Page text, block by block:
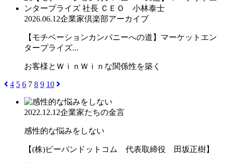
2026.06.12企業家倶楽部アーカイブ
【モチベーションカンパニーへの道】マーケットエン
タープライズ...
お客様とＷｉｎＷｉｎな関係性を築く
4 5 6 7 8 9 10
2022.12.12企業家たちの金言
感性的な悩みをしない
【(株)ピーバンドットコム 代表取締役 田坂正樹】